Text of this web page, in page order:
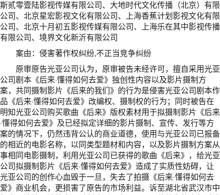
斯贰零壹陆影视传媒有限公司、大地时代文化传播（北京）有限
公司、北京星宏影视文化有限公司、上海香蕉计划影视文化有限
公司、北京十月初五影视传媒有限公司、上海乐在其中影视传播
有限公司、境界文化新沂有限公司
案由：侵害著作权纠纷,不正当竞争纠纷
原审原告光亚公司认为，原审被告未经许可，擅自采用光亚
公司剧本《后来·懂得如何去爱》独创性内容以及影片摄制方
案，共同摄制影片《后来的我们》的行为是侵害光亚公司剧本作
品《后来·懂得如何去爱》改编权、摄制权的行为；同时被告在
明知光亚公司购买歌曲《后来》版权素材用于拟摄制影片《后来
·懂得如何去爱》及已经拟定详细的影片摄制、宣传、发行等方
案的情况下，仍然违背公认的商业道德，使用与光亚公司已报备
的相近的电影名称，以同类型题材和内容，以及影片摄制方案从
事相同电影摄制，利用光亚公司已获得的歌曲《后来》，给光亚
公司拟摄制影片《后来·懂得如何去爱》造成了实质性妨碍，让
光亚公司的创作心血毁于一旦，失去了拍摄《后来·懂得如何去
爱》商业机会，更损害了原告的市场利益。诉至湖北省武汉市中